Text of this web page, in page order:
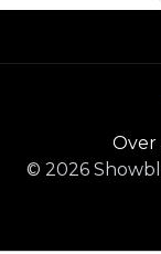
Over
© 2026